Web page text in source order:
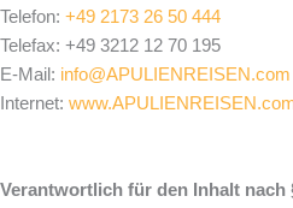
Telefon: +49 2173 26 50 444
Telefax: +49 3212 12 70 195
E-Mail: info@APULIENREISEN.com
Internet:
Verantwortlich für den Inhalt nach